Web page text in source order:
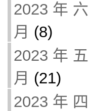
2023 年 六
月 (8)
2023 年 五
月 (21)
2023 年 四